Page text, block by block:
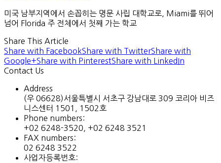
미국 남부지역에서 손꼽히는 명문 사립 대학교로, Miami를 뛰어
넘어 Florida 주 전체에서 첫째 가는 학교
Share This Article
Share with FacebookShare with TwitterShare with
Google+Share with PinterestShare with LinkedIn
Contact Us
Address
(우 06628)서울특별시 서초구 강남대로 309 코리아 비즈
니스센터 1501, 1502호
Phone numbers:
+02 6248-3520, +02 6248 3521
FAX numbers:
02 6248 3522
사업자등록번호: